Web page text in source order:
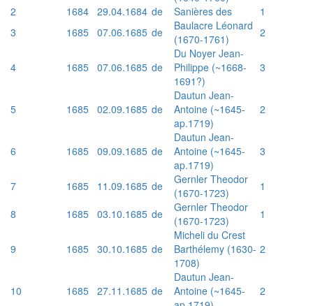
2
1684 29.04.1684 de Sanières des
1
3
1685 07.06.1685 de
Baulacre Léonard
(1670-1761)
2
4 1685 07.06.1685 de
Du Noyer Jean-
Philippe (~1668-
1691?)
3
5 1685 02.09.1685 de
Dautun Jean-
Antoine (~1645-
ap.1719)
2
6 1685 09.09.1685 de
Dautun Jean-
Antoine (~1645-
ap.1719)
3
7 1685 11.09.1685 de
Gernler Theodor
(1670-1723)
1
8
1685 03.10.1685 de
Gernler Theodor
(1670-1723)
1
9 1685 30.10.1685 de
Micheli du Crest
Barthélemy (1630-
1708)
2
10 1685 27.11.1685 de
Dautun Jean-
Antoine (~1645-
2